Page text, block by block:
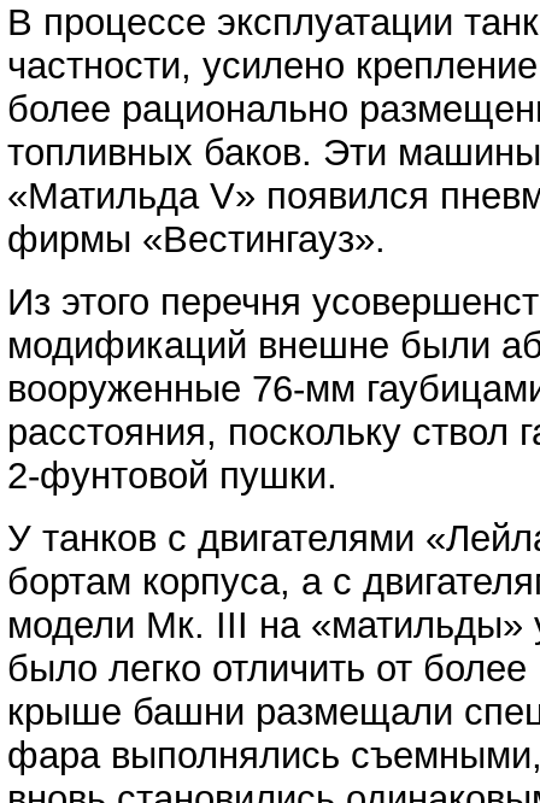
В процессе эксплуатации
частности, усилено
более рационально
топливных баков. Эти
«Матильда V» появился
фирмы «Вестингауз».
Из этого перечня
модификаций внешне были
вооруженные 76-мм
расстояния, поскольку ствол
2-фунтовой пушки.
У танков с двигателями
бортам корпуса, а с
модели Мк. III на «матильды»
было легко отличить от
крыше башни размещали
фара выполнялись